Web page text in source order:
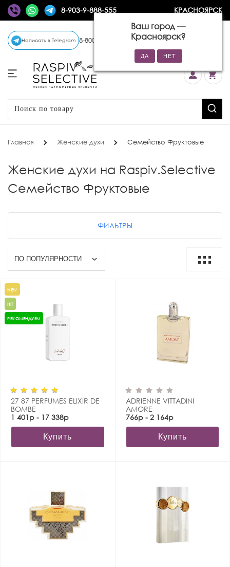
8-903-9-888-555 КРАСНОЯРСК
Ваш город —
Красноярск?
Написать в Telegram 8-800-770-72-34 (бесплатно)
Главная Женские духи Семейство Фруктовые
Женские духи на Raspiv.Selective
Семейство Фруктовые
ФИЛЬТРЫ
NEW
HIT
РЕКОМЕНДУЕМ
27 87 PERFUMES ELIXIR DE
BOMBE
1 401р - 17 338р
Купить
ADRIENNE VITTADINI
AMORE
766р - 2 164р
Купить